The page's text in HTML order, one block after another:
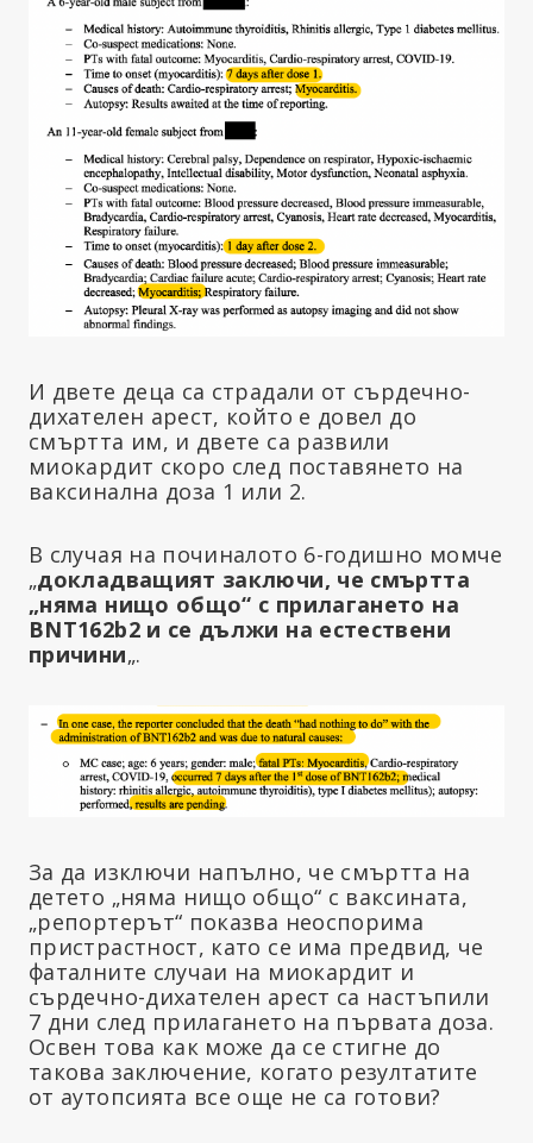
И двете деца са страдали от сърдечно-
дихателен арест, който е довел до
смъртта им, и двете са развили
миокардит скоро след поставянето на
ваксинална доза 1 или 2.
В случая на починалото 6-годишно момче
„докладващият заключи, че смъртта
„няма нищо общо“ с прилагането на
BNT162b2 и се дължи на естествени
причини„.
За да изключи напълно, че смъртта на
детето „няма нищо общо“ с ваксината,
„репортерът“ показва неоспорима
пристрастност, като се има предвид, че
фаталните случаи на миокардит и
сърдечно-дихателен арест са настъпили
7 дни след прилагането на първата доза.
Освен това как може да се стигне до
такова заключение, когато резултатите
от аутопсията все още не са готови?